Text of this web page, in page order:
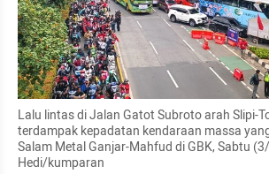
Lalu lintas di Jalan Gatot Subroto arah Slipi-
terdampak kepadatan kendaraan massa
Salam Metal Ganjar-Mahfud di GBK, Sabtu
Hedi/kumparan